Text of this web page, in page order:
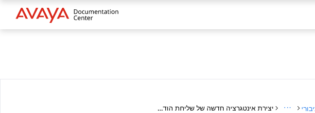
··· יצירת אינטגרציה חדשה של שליחת הודעות מותאמת אישית